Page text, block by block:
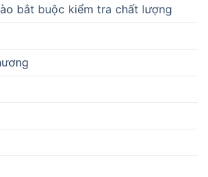
bắt buộc kiểm tra chất lượng